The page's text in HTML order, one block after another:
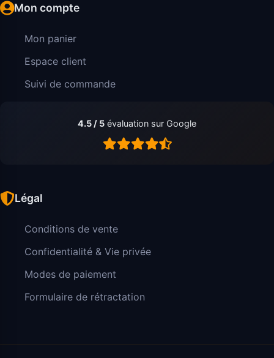
Mon compte
Mon panier
Espace client
Suivi de commande
4.5 / 5 évaluation sur Google
Légal
Conditions de vente
Confidentialité & Vie privée
Modes de paiement
Formulaire de rétractation